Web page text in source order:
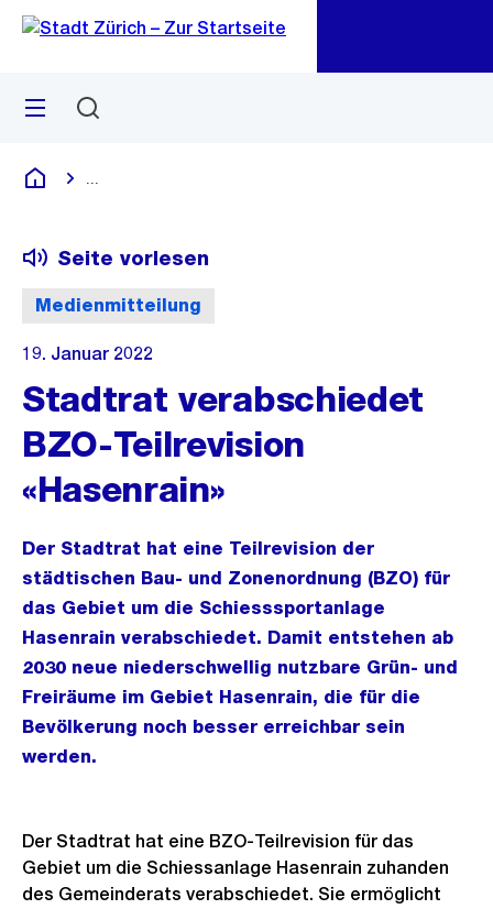
Navigation
Sprunglink
Menü
Deutsch
Medienmitteilung
Seite vorlesen
19. Januar 2022
Stadtrat verabschiedet
BZO-Teilrevision
«Hasenrain»
Der Stadtrat hat eine Teilrevision der
städtischen Bau- und Zonenordnung (BZO) für
das Gebiet um die Schiesssportanlage
Hasenrain verabschiedet. Damit entstehen ab
2030 neue niederschwellig nutzbare Grün- und
Freiräume im Gebiet Hasenrain, die für die
Bevölkerung noch besser erreichbar sein
werden.
Der Stadtrat hat eine BZO-Teilrevision für das
Gebiet um die Schiessanlage Hasenrain zuhanden
des Gemeinderats verabschiedet. Sie ermöglicht